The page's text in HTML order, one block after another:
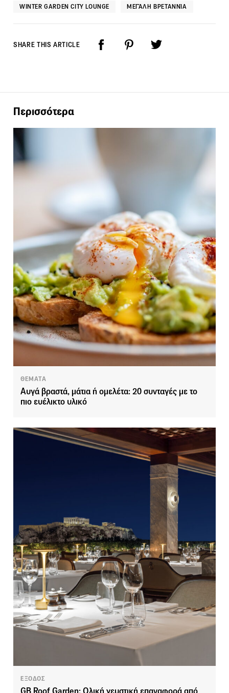
WINTER GARDEN CITY LOUNGE ΜΕΓΆΛΗ ΒΡΕΤΑΝΝΊΑ
SHARE THIS ARTICLE
Περισσότερα
ΘΕΜΑΤΑ
Αυγά βραστά, μάτια ή ομελέτα: 20 συνταγές με το
πιο ευέλικτο υλικό
ΕΞΟΔΟΣ